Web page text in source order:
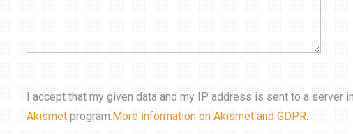
I accept that my given data and my IP address is sent to a server
Akismetprogram.More information on Akismet and GDPR.